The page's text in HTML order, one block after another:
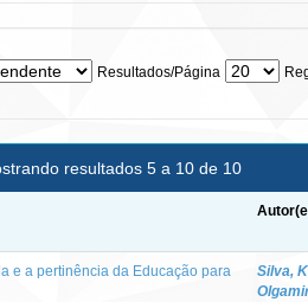
Resultados/Página
resultados 5 a 10 de 10
e a pertinência da Educação para
Silva,